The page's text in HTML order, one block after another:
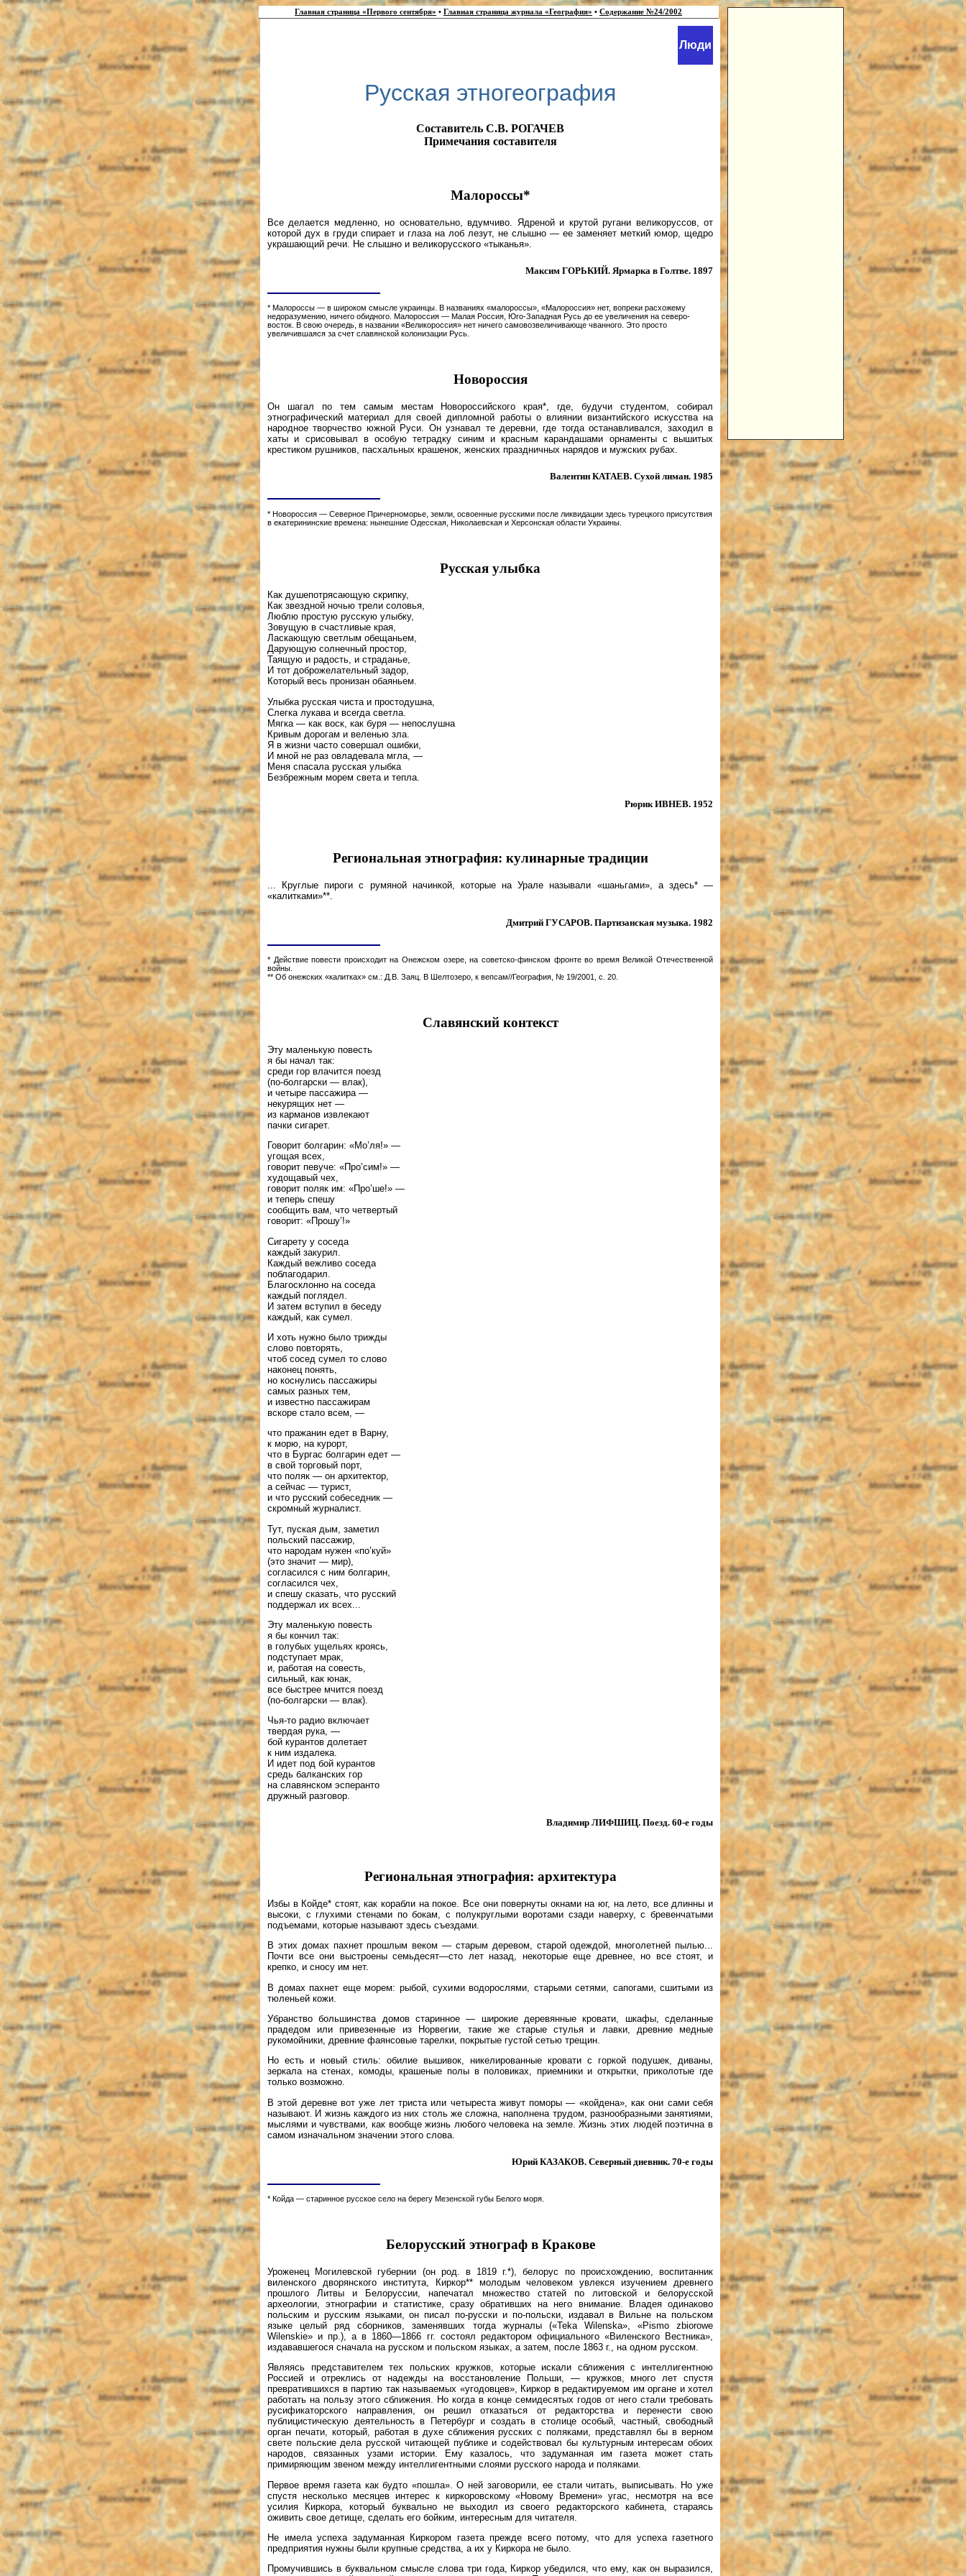
Главная страница «Первого сентября» • Главная страница журнала «География» • Содержание №24/2002
Люди
Русская этногеография
Составитель С.В. РОГАЧЕВ
Примечания составителя
Малороссы*
Все делается медленно, но основательно, вдумчиво. Ядреной и крутой ругани великоруссов, от
которой дух в груди спирает и глаза на лоб лезут, не слышно — ее заменяет меткий юмор, щедро
украшающий речи. Не слышно и великорусского «тыканья».
Максим ГОРЬКИЙ. Ярмарка в Голтве. 1897
* Малороссы — в широком смысле украинцы. В названиях «малороссы», «Малороссия» нет, вопреки расхожему
недоразумению, ничего обидного. Малороссия — Малая Россия, Юго-Западная Русь до ее увеличения на северо-
восток. В свою очередь, в названии «Великороссия» нет ничего самовозвеличивающе чванного. Это просто
увеличившаяся за счет славянской колонизации Русь.
Новороссия
Он шагал по тем самым местам Новороссийского края*, где, будучи студентом, собирал
этнографический материал для своей дипломной работы о влиянии византийского искусства на
народное творчество южной Руси. Он узнавал те деревни, где тогда останавливался, заходил в
хаты и срисовывал в особую тетрадку синим и красным карандашами орнаменты с вышитых
крестиком рушников, пасхальных крашенок, женских праздничных нарядов и мужских рубах.
Валентин КАТАЕВ. Сухой лиман. 1985
* Новороссия — Северное Причерноморье, земли, освоенные русскими после ликвидации здесь турецкого присутствия
в екатерининские времена: нынешние Одесская, Николаевская и Херсонская области Украины.
Русская улыбка
Как душепотрясающую скрипку,
Как звездной ночью трели соловья,
Люблю простую русскую улыбку,
Зовущую в счастливые края,
Ласкающую светлым обещаньем,
Дарующую солнечный простор,
Таящую и радость, и страданье,
И тот доброжелательный задор,
Который весь пронизан обаяньем.
Улыбка русская чиста и простодушна,
Слегка лукава и всегда светла.
Мягка — как воск, как буря — непослушна
Кривым дорогам и веленью зла.
Я в жизни часто совершал ошибки,
И мной не раз овладевала мгла, —
Меня спасала русская улыбка
Безбрежным морем света и тепла.
Рюрик ИВНЕВ. 1952
Региональная этнография: кулинарные традиции
... Круглые пироги с румяной начинкой, которые на Урале называли «шаньгами», а здесь* —
«калитками»**.
Дмитрий ГУСАРОВ. Партизанская музыка. 1982
* Действие повести происходит на Онежском озере, на советско-финском фронте во время Великой Отечественной
войны.
** Об онежских «калитках» см.: Д.В. Заяц. В Шелтозеро, к вепсам//География, № 19/2001, с. 20.
Славянский контекст
Эту маленькую повесть
я бы начал так:
среди гор влачится поезд
(по-болгарски — влак),
и четыре пассажира —
некурящих нет —
из карманов извлекают
пачки сигарет.
Говорит болгарин: «Мо’ля!» —
угощая всех,
говорит певуче: «Про’сим!» —
худощавый чех,
говорит поляк им: «Про’ше!» —
и теперь спешу
сообщить вам, что четвертый
говорит: «Прошу’!»
Сигарету у соседа
каждый закурил.
Каждый вежливо соседа
поблагодарил.
Благосклонно на соседа
каждый поглядел.
И затем вступил в беседу
каждый, как сумел.
И хоть нужно было трижды
слово повторять,
чтоб сосед сумел то слово
наконец понять,
но коснулись пассажиры
самых разных тем,
и известно пассажирам
вскоре стало всем, —
что пражанин едет в Варну,
к морю, на курорт,
что в Бургас болгарин едет —
в свой торговый порт,
что поляк — он архитектор,
а сейчас — турист,
и что русский собеседник —
скромный журналист.
Тут, пуская дым, заметил
польский пассажир,
что народам нужен «по’куй»
(это значит — мир),
согласился с ним болгарин,
согласился чех,
и спешу сказать, что русский
поддержал их всех...
Эту маленькую повесть
я бы кончил так:
в голубых ущельях кроясь,
подступает мрак,
и, работая на совесть,
сильный, как юнак,
все быстрее мчится поезд
(по-болгарски — влак).
Чья-то радио включает
твердая рука, —
бой курантов долетает
к ним издалека.
И идет под бой курантов
средь балканских гор
на славянском эсперанто
дружный разговор.
Владимир ЛИФШИЦ. Поезд. 60-е годы
Региональная этнография: архитектура
Избы в Койде* стоят, как корабли на покое. Все они повернуты окнами на юг, на лето, все длинны и
высоки, с глухими стенами по бокам, с полукруглыми воротами сзади наверху, с бревенчатыми
подъемами, которые называют здесь съездами.
В этих домах пахнет прошлым веком — старым деревом, старой одеждой, многолетней пылью...
Почти все они выстроены семьдесят—сто лет назад, некоторые еще древнее, но все стоят, и
крепко, и сносу им нет.
В домах пахнет еще морем: рыбой, сухими водорослями, старыми сетями, сапогами, сшитыми из
тюленьей кожи.
Убранство большинства домов старинное — широкие деревянные кровати, шкафы, сделанные
прадедом или привезенные из Норвегии, такие же старые стулья и лавки, древние медные
рукомойники, древние фаянсовые тарелки, покрытые густой сетью трещин.
Но есть и новый стиль: обилие вышивок, никелированные кровати с горкой подушек, диваны,
зеркала на стенах, комоды, крашеные полы в половиках, приемники и открытки, приколотые где
только возможно.
В этой деревне вот уже лет триста или четыреста живут поморы — «койдена», как они сами себя
называют. И жизнь каждого из них столь же сложна, наполнена трудом, разнообразными занятиями,
мыслями и чувствами, как вообще жизнь любого человека на земле. Жизнь этих людей поэтична в
самом изначальном значении этого слова.
Юрий КАЗАКОВ. Северный дневник. 70-е годы
* Койда — старинное русское село на берегу Мезенской губы Белого моря.
Белорусский этнограф в Кракове
Уроженец Могилевской губернии (он род. в 1819 г.*), белорус по происхождению, воспитанник
виленского дворянского института, Киркор** молодым человеком увлекся изучением древнего
прошлого Литвы и Белоруссии, напечатал множество статей по литовской и белорусской
археологии, этнографии и статистике, сразу обративших на него внимание. Владея одинаково
польским и русским языками, он писал по-русски и по-польски, издавал в Вильне на польском
языке целый ряд сборников, заменявших тогда журналы («Teka Wilenska», «Pismo zbiorowe
Wilenskie» и пр.), а в 1860—1866 гг. состоял редактором официального «Виленского Вестника»,
издававшегося сначала на русском и польском языках, а затем, после 1863 г., на одном русском.
Являясь представителем тех польских кружков, которые искали сближения с интеллигентною
Россией и отреклись от надежды на восстановление Польши, — кружков, много лет спустя
превратившихся в партию так называемых «угодовцев», Киркор в редактируемом им органе и хотел
работать на пользу этого сближения. Но когда в конце семидесятых годов от него стали требовать
русификаторского направления, он решил отказаться от редакторства и перенести свою
публицистическую деятельность в Петербург и создать в столице особый, частный, свободный
орган печати, который, работая в духе сближения русских с поляками, представлял бы в верном
свете польские дела русской читающей публике и содействовал бы культурным интересам обоих
народов, связанных узами истории. Ему казалось, что задуманная им газета может стать
примиряющим звеном между интеллигентными слоями русского народа и поляками.
Первое время газета как будто «пошла». О ней заговорили, ее стали читать, выписывать. Но уже
спустя несколько месяцев интерес к киркоровскому «Новому Времени» угас, несмотря на все
усилия Киркора, который буквально не выходил из своего редакторского кабинета, стараясь
оживить свое детище, сделать его бойким, интересным для читателя.
Не имела успеха задуманная Киркором газета прежде всего потому, что для успеха газетного
предприятия нужны были крупные средства, а их у Киркора не было.
Промучившись в буквальном смысле слова три года, Киркор убедился, что ему, как он выразился,